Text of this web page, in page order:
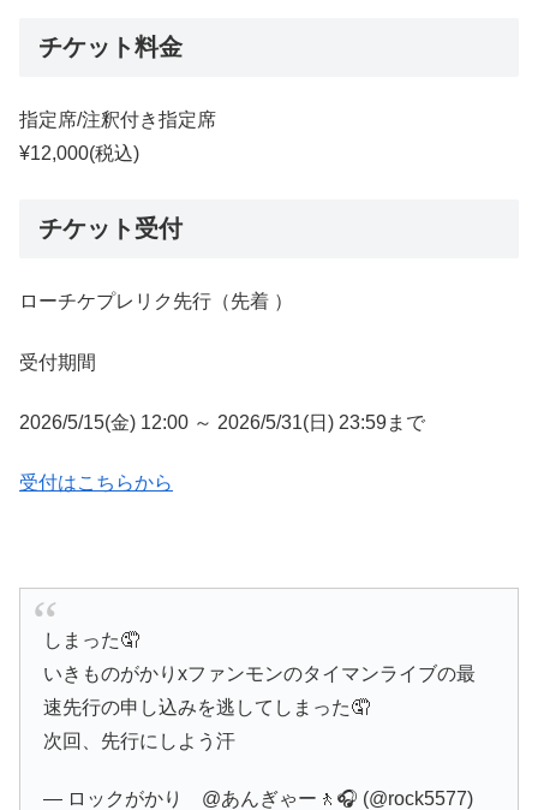
チケット料金
指定席/注釈付き指定席
¥12,000(税込)
チケット受付
ローチケプレリク先行（先着 ）
受付期間
2026/5/15(金) 12:00 ～ 2026/5/31(日) 23:59まで
受付はこちらから
しまった🤦
いきものがかりxファンモンのタイマンライブの最
速先行の申し込みを逃してしまった🤦
次回、先行にしよう汗
— ロックがかり @あんぎゃー🚶🎧 (@rock5577)